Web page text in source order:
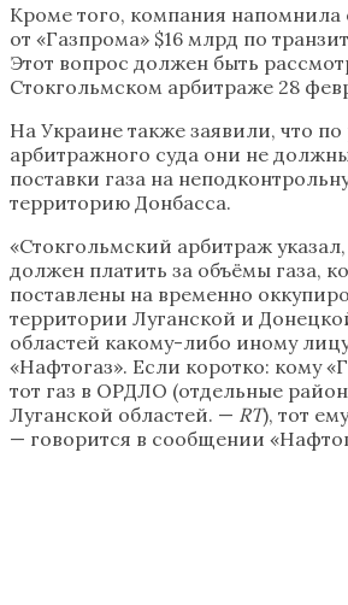
Кроме того, компания напомнила
от «Газпрома» $16 млрд по
Этот вопрос должен быть
Стокгольмском арбитраже 28
На Украине также заявили, что
арбитражного суда они не
поставки газа на
территорию Донбасса.
«Стокгольмский арбитраж
должен платить за объёмы газа,
поставлены на временно
территории Луганской и
областей какому-либо иному
«Нафтогаз». Если коротко: кому
тот газ в ОРДЛО (отдельные
Луганской областей. — RT), тот
— говорится в сообщении